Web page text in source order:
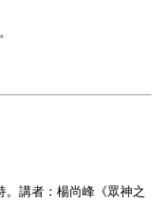
講者：楊尚峰《眾神之